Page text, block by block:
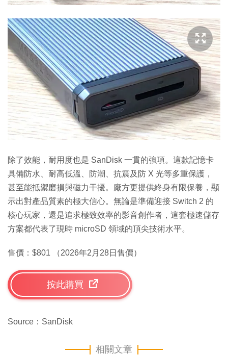
除了效能，耐用度也是 SanDisk 一貫的強項。這款記憶卡
具備防水、耐高低溫、防潮、抗震及防 X 光等多重保護，
甚至能抵禦磨損與磁力干擾。廠方更提供終身有限保養，顯
示出對產品質素的極大信心。無論是準備迎接 Switch 2 的
核心玩家，還是追求極致效率的影音創作者，這套極速儲存
方案都代表了現時 microSD 領域的頂尖技術水平。
售價：$801 （2026年2月28日售價）
按此購買
Source：SanDisk
相關文章